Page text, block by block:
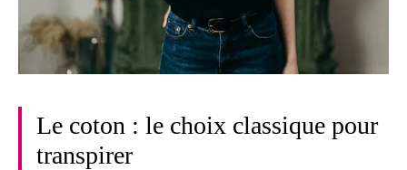
Le coton : le choix classique pour
transpirer